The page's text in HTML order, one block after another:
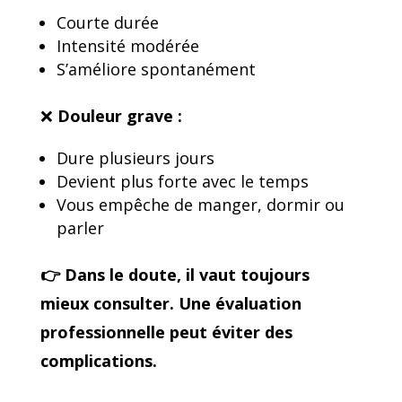
Courte durée
Intensité modérée
S’améliore spontanément
❌ Douleur grave :
Dure plusieurs jours
Devient plus forte avec le temps
Vous empêche de manger, dormir ou
parler
👉 Dans le doute, il vaut toujours
mieux consulter. Une évaluation
professionnelle peut éviter des
complications.